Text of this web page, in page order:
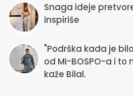
Snaga ideje
inspiriše
"Podrška kada je
od MI-BOSPO-a i to
kaže Bilal.